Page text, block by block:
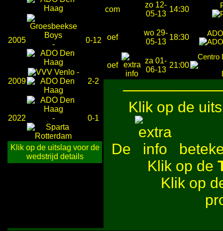
2005 - 0-12
2009
-
2-2
2022 - 0-1
Klik op de uitslag voor de
wedstrijd details
com
zo 12-
05-13
14:30
oef
wo 29-
05-13
18:30
oef
za 01-
06-13
21:00
Centro
Klik op de
De
Klik op de
Klik op